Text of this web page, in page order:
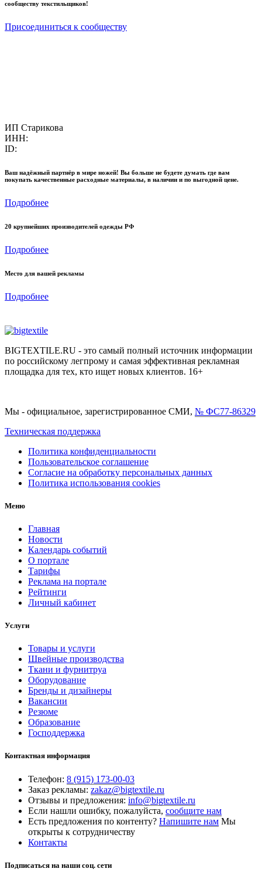
сообществу текстильщиков!
Присоединиться к сообществу
ИП Старикова
ИНН:
ID:
Ваш надёжный партнёр в мире ножей! Вы больше не будете думать где вам
покупать качественные расходные материалы, в наличии и по выгодной цене.
Подробнее
20 крупнейших производителей одежды РФ
Подробнее
Место для вашей рекламы
Подробнее
BIGTEXTILE.RU - это самый полный источник информации
по российскому легпрому и самая эффективная рекламная
площадка для тех, кто ищет новых клиентов. 16+
Мы - официальное, зарегистрированное СМИ, № ФС77-86329
Техническая поддержка
Политика конфиденциальности
Пользовательское соглашение
Согласие на обработку персональных данных
Политика использования cookies
Меню
Главная
Новости
Календарь событий
О портале
Тарифы
Реклама на портале
Рейтинги
Личный кабинет
Услуги
Товары и услуги
Швейные производства
Ткани и фурнитруа
Оборудование
Бренды и дизайнеры
Вакансии
Резюме
Образование
Господдержка
Контактная информация
Телефон: 8 (915) 173-00-03
Заказ рекламы: zakaz@bigtextile.ru
Отзывы и предложения: info@bigtextile.ru
Если нашли ошибку, пожалуйста, сообщите нам
Есть предложения по контенту? Напишите нам Мы
открыты к сотрудничеству
Контакты
Подписаться на наши соц. сети